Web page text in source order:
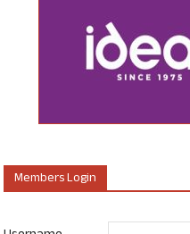
Members Login